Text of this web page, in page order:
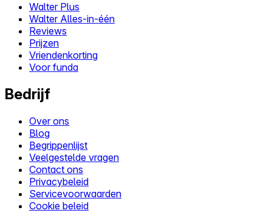
Walter Plus
Walter Alles-in-één
Reviews
Prijzen
Vriendenkorting
Voor funda
Bedrijf
Over ons
Blog
Begrippenlijst
Veelgestelde vragen
Contact ons
Privacybeleid
Servicevoorwaarden
Cookie beleid